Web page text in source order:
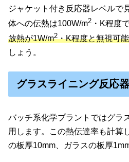
ジャケット付き反応器レベルで
体への伝熱は100W/m2 ・K程度
放熱が1W/m2・K程度と無視可能
しょう。
グラスライニング反応器
バッチ系化学プラントではグラ
用します。この熱伝達率も計算
の板厚10mm、ガラスの板厚